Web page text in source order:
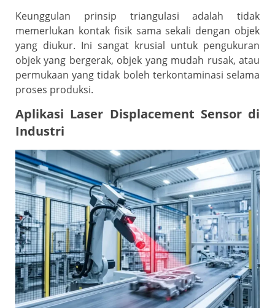
Keunggulan prinsip triangulasi adalah tidak
memerlukan kontak fisik sama sekali dengan objek
yang diukur. Ini sangat krusial untuk pengukuran
objek yang bergerak, objek yang mudah rusak, atau
permukaan yang tidak boleh terkontaminasi selama
proses produksi.
Aplikasi Laser Displacement Sensor di
Industri